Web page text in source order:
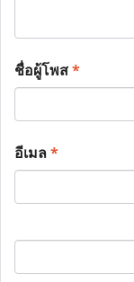
ชื่อผู้โพส*
อีเมล*